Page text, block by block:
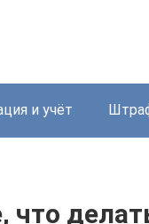
и учёт